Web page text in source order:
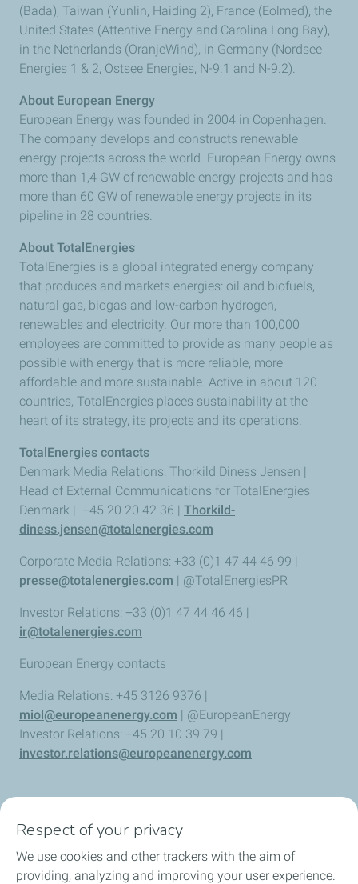
(Bada), Taiwan (Yunlin, Haiding 2), France (Eolmed), the
United States (Attentive Energy and Carolina Long Bay),
in the Netherlands (OranjeWind), in Germany (Nordsee
Energies 1 & 2, Ostsee Energies, N-9.1 and N-9.2).
About European Energy
European Energy was founded in 2004 in Copenhagen.
The company develops and constructs renewable
energy projects across the world. European Energy owns
more than 1,4 GW of renewable energy projects and has
more than 60 GW of renewable energy projects in its
pipeline in 28 countries.
About TotalEnergies
TotalEnergies is a global integrated energy company
that produces and markets energies: oil and biofuels,
natural gas, biogas and low-carbon hydrogen,
renewables and electricity. Our more than 100,000
employees are committed to provide as many people as
possible with energy that is more reliable, more
affordable and more sustainable. Active in about 120
countries, TotalEnergies places sustainability at the
heart of its strategy, its projects and its operations.
TotalEnergies contacts
Denmark Media Relations: Thorkild Diness Jensen |
Head of External Communications for TotalEnergies
Denmark | +45 20 20 42 36 | Thorkild-
diness.jensen@totalenergies.com
Corporate Media Relations: +33 (0)1 47 44 46 99 |
presse@totalenergies.com | @TotalEnergiesPR
Investor Relations: +33 (0)1 47 44 46 46 |
ir@totalenergies.com
European Energy contacts
Media Relations: +45 3126 9376 |
miol@europeanenergy.com | @EuropeanEnergy
Investor Relations: +45 20 10 39 79 |
investor.relations@europeanenergy.com
Who we are
Respect of your privacy
We use cookies and other trackers with the aim of
providing, analyzing and improving your user experience.